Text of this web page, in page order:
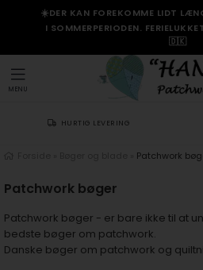
☀️DER KAN FOREKOMME LIDT
I SOMMERPERIODEN.
🇩🇰
MENU
HURTIG LEVERING
Patchwork
Patchwork bøger
Patchwork bøger - er bare ikke til at
bedste bøger om patchwork.
Danske bøger om patchwork og